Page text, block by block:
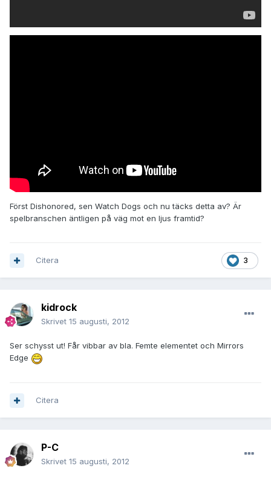
Först Dishonored, sen Watch Dogs och nu täcks detta av? Är
spelbranschen äntligen på väg mot en ljus framtid?
3
Citera
kidrock
Skrivet 15 augusti, 2012
Ser schysst ut! Får vibbar av bla. Femte elementet och Mirrors
Edge
Citera
P-C
Skrivet 15 augusti, 2012